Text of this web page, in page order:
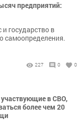
предприятий:
государство в
самоопределения.
227 0 0
в СВО,
более чем 20